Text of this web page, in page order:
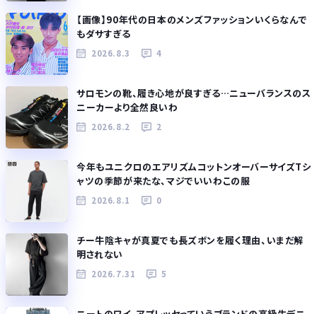
【画像】90年代の日本のメンズファッションいくらなんで
もダサすぎる
2026.8.3 4
サロモンの靴、履き心地が良すぎる…ニューバランスのス
ニーカーより全然良いわ
2026.8.2 2
今年もユニクロのエアリズムコットンオーバーサイズTシ
ャツの季節が来たな、マジでいいわこの服
2026.8.1 0
チー牛陰キャが真夏でも長ズボンを履く理由、いまだ解
明されない
2026.7.31 5